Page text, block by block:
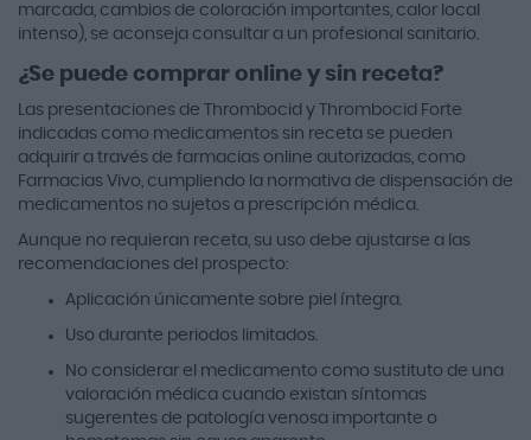
marcada, cambios de coloración importantes, calor local
intenso), se aconseja consultar a un profesional sanitario.
¿Se puede comprar online y sin receta?
Las presentaciones de Thrombocid y Thrombocid Forte
indicadas como medicamentos sin receta se pueden
adquirir a través de farmacias online autorizadas, como
Farmacias Vivo, cumpliendo la normativa de dispensación de
medicamentos no sujetos a prescripción médica.
Aunque no requieran receta, su uso debe ajustarse a las
recomendaciones del prospecto:
Aplicación únicamente sobre piel íntegra.
Uso durante periodos limitados.
No considerar el medicamento como sustituto de una
valoración médica cuando existan síntomas
sugerentes de patología venosa importante o